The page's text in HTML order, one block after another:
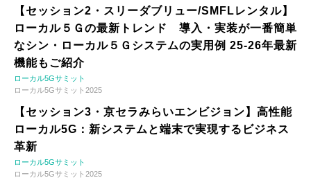
【セッション2・スリーダブリュー/SMFLレンタル】
ローカル５Ｇの最新トレンド 導入・実装が一番簡単
なシン・ローカル５Ｇシステムの実用例 25-26年最新
機能もご紹介
ローカル5Gサミット
ローカル5Gサミット2025
【セッション3・京セラみらいエンビジョン】高性能
ローカル5G：新システムと端末で実現するビジネス
革新
ローカル5Gサミット
ローカル5Gサミット2025